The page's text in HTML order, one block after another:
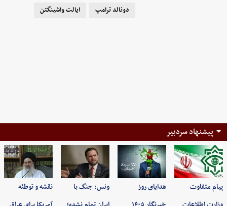
دونالد ترامپ
ایالت واشینگتن
پیشنهاد سردبیر
پیام متفاوت
هدایای روز
ونس: جنگ با
نقشه و توطئه